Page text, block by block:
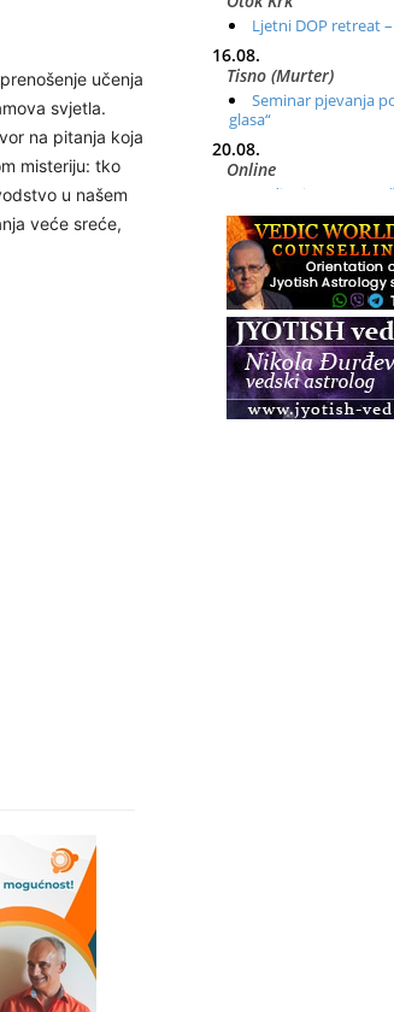
učenja
svjetla.
na pitanja koja
misteriju: tko
u našem
veće sreće,
Ljetni DOP retreat
16.08.
Tisno (Murter)
Seminar pjevanja
glasa“
20.08.
Online
Radionica:
otvoreno za sve
21.08.
Zagreb+Online
Osnovni
22.08.
Pula
Access BARS®,
23.08.
Pula